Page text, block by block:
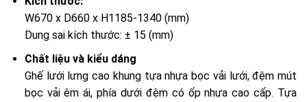
W670 x D660 x H1185-1340 (mm)
Dung sai kích thước: ± 15 (mm)
Chất liệu và kiểu dáng
Ghế lưới lưng cao khung tựa nhựa bọc vải lưới, đệm mút
bọc vải êm ái, phía dưới đệm có ốp nhựa cao cấp. Tựa